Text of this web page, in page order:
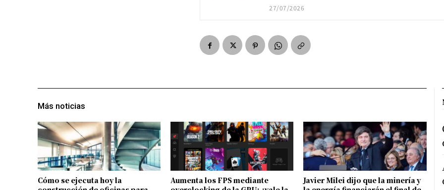
27/07/2026
Más noticias
Cómo se ejecuta hoy la
Aumenta los FPS mediante
Javier Milei dijo que la minería y